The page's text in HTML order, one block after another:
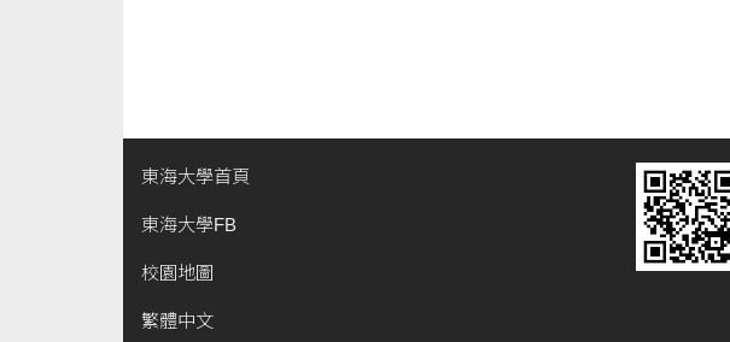
東海大學首頁
東海大學FB
校園地圖
繁體中文